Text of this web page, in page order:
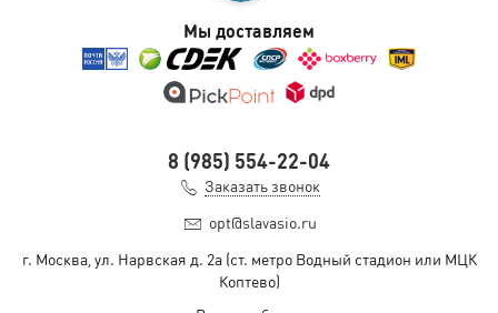
Мы доставляем
8 (985) 554-22-04
Заказать звонок
opt@slavasio.ru
г. Москва, ул. Нарвская д. 2а(ст. метро Водный стадион или МЦК
Коптево)